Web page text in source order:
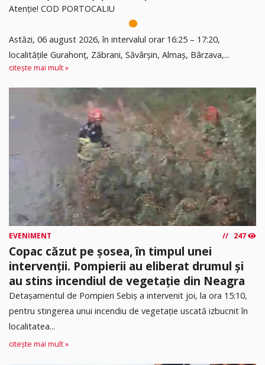
Atenție! COD PORTOCALIU
Astăzi, 06 august 2026, în intervalul orar 16:25 – 17:20,
localitățile Gurahonț, Zăbrani, Săvârșin, Almaș, Bârzava,...
citește mai mult »
EVENIMENT 247
Copac căzut pe șosea, în timpul unei
intervenții. Pompierii au eliberat drumul și
au stins incendiul de vegetație din Neagra
Detașamentul de Pompieri Sebiș a intervenit joi, la ora 15:10,
pentru stingerea unui incendiu de vegetație uscată izbucnit în
localitatea...
citește mai mult »